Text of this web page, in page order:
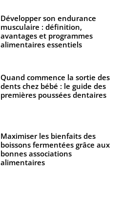
Développer son endurance
musculaire : définition,
avantages et programmes
alimentaires essentiels
Quand commence la sortie des
dents chez bébé : le guide des
premières poussées dentaires
Maximiser les bienfaits des
boissons fermentées grâce aux
bonnes associations
alimentaires